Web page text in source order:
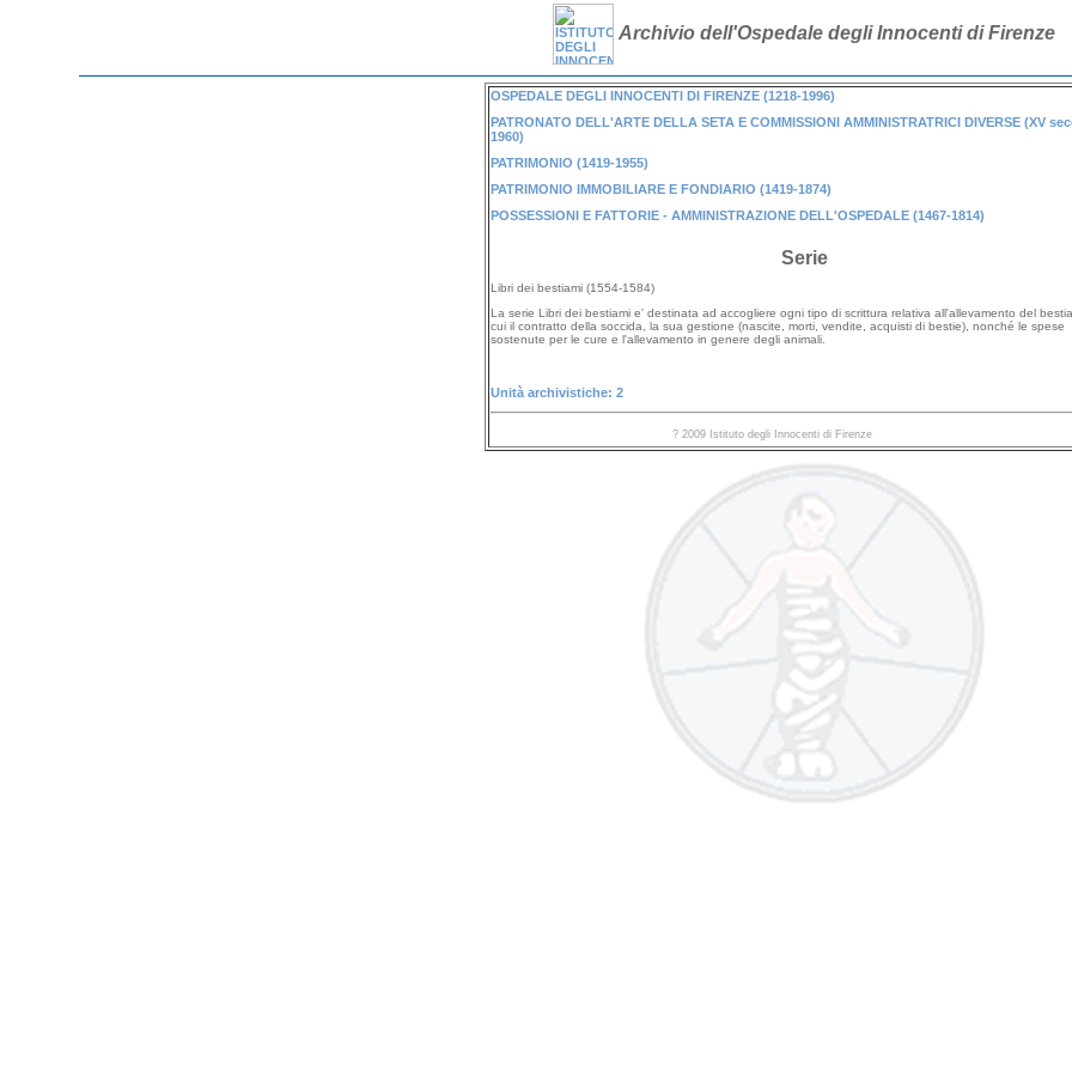
Archivio dell'Ospedale degli Innocenti di Firenze
OSPEDALE DEGLI INNOCENTI DI FIRENZE (1218-1996)
PATRONATO DELL'ARTE DELLA SETA E COMMISSIONI AMMINISTRATRICI DIVERSE (XV
1960)
PATRIMONIO (1419-1955)
PATRIMONIO IMMOBILIARE E FONDIARIO (1419-1874)
POSSESSIONI E FATTORIE - AMMINISTRAZIONE DELL'OSPEDALE (1467-1814)
Serie
Libri dei bestiami (1554-1584)
La serie Libri dei bestiami e' destinata ad accogliere ogni tipo di scrittura relativa all'allevamento del
cui il contratto della soccida, la sua gestione (nascite, morti, vendite, acquisti di bestie), nonché le spese
sostenute per le cure e l'allevamento in genere degli animali.
Unità archivistiche: 2
? 2009 Istituto degli Innocenti di Firenze